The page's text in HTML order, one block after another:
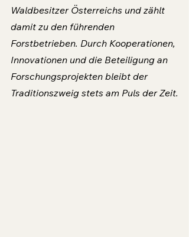
Waldbesitzer Österreichs und zählt
damit zu den führenden
Forstbetrieben. Durch Kooperationen,
Innovationen und die Beteiligung an
Forschungsprojekten bleibt der
Traditionszweig stets am Puls der Zeit.